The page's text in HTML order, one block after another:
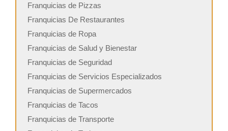
Franquicias de Pizzas
Franquicias De Restaurantes
Franquicias de Ropa
Franquicias de Salud y Bienestar
Franquicias de Seguridad
Franquicias de Servicios Especializados
Franquicias de Supermercados
Franquicias de Tacos
Franquicias de Transporte